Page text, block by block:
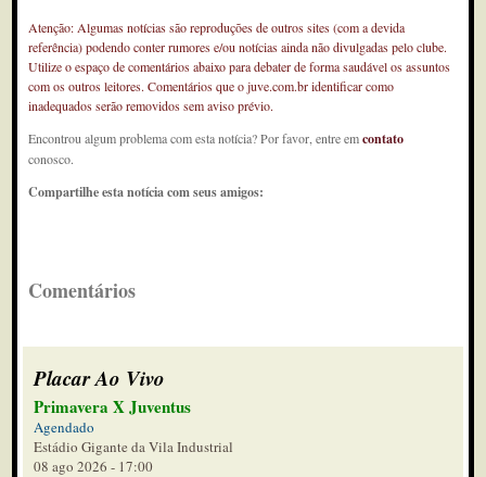
Atenção: Algumas notícias são reproduções de outros sites (com a devida
referência) podendo conter rumores e/ou notícias ainda não divulgadas pelo clube.
Utilize o espaço de comentários abaixo para debater de forma saudável os assuntos
com os outros leitores. Comentários que o juve.com.br identificar como
inadequados serão removidos sem aviso prévio.
Encontrou algum problema com esta notícia? Por favor, entre emcontato
conosco.
Compartilhe esta notícia com seus amigos:
Comentários
Placar Ao Vivo
Primavera X Juventus
Agendado
Estádio Gigante da Vila Industrial
08 ago 2026 - 17:00